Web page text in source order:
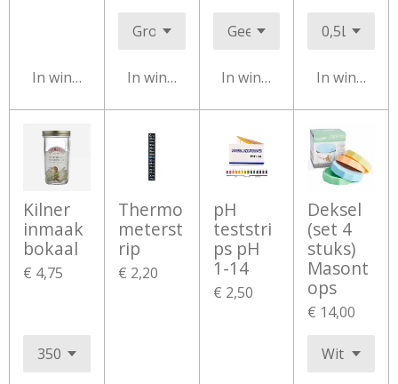
In winkelwagenIn winkelwagenIn winkelwagen
In
Kilner
inmaak
bokaal
€ 4,75
Thermo
meterst
rip
€ 2,20
pH
teststri
ps pH
1-14
€ 2,50
Deksel
(set 4
stuks)
Masont
ops
€ 14,00